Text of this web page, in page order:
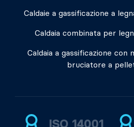
Caldaie a gassificazione a
Caldaia combinata per
Caldaia a gassificazione con
bruciatore a
ISO 14001